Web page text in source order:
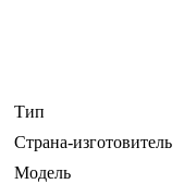
Тип
Страна-изготовитель
Модель